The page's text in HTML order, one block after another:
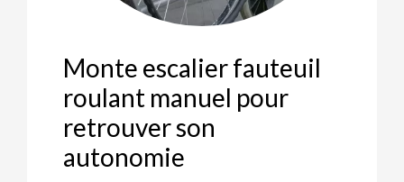
Monte escalier fauteuil
roulant manuel pour
retrouver son
autonomie